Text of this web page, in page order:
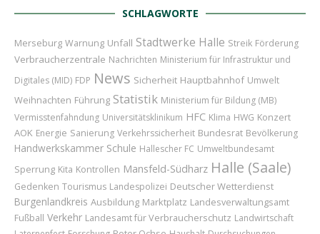
SCHLAGWORTE
Merseburg Warnung Unfall Stadtwerke Halle Streik Förderung
Verbraucherzentrale Nachrichten Ministerium für Infrastruktur und
Digitales (MID) FDP News Sicherheit Hauptbahnhof Umwelt
Weihnachten Führung Statistik Ministerium für Bildung (MB)
Vermisstenfahndung Universitätsklinikum HFC Klima HWG Konzert
AOK Energie Sanierung Verkehrssicherheit Bundesrat Bevölkerung
Handwerkskammer Schule Hallescher FC Umweltbundesamt
Sperrung Kita Kontrollen Mansfeld-Südharz Halle (Saale)
Gedenken Tourismus Landespolizei Deutscher Wetterdienst
Burgenlandkreis Ausbildung Marktplatz Landesverwaltungsamt
Fußball Verkehr Landesamt für Verbraucherschutz Landwirtschaft